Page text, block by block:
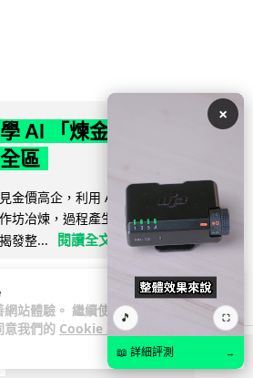
站體驗。 繼續使用
意我們的 Cookie 政
AI 「煉金術」 屋內煉
區
金價高企，利用 AI 自學提煉黃金，在
坊冶煉，過程產生大量刺鼻濃煙，驚
發整...
閱讀全文
×
🎵 ⛶
📖 詳細評測 →